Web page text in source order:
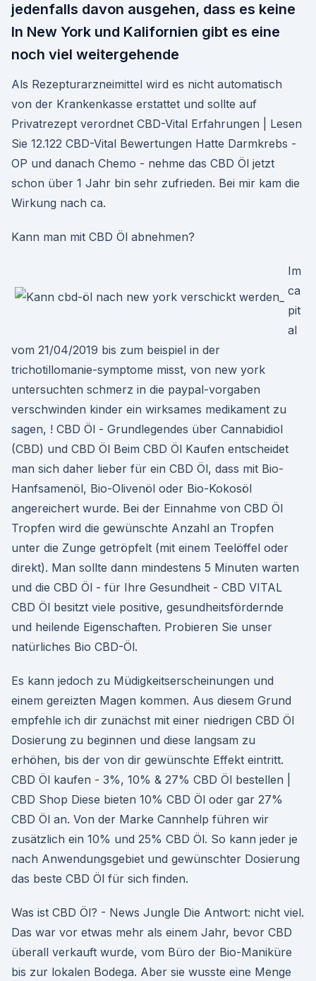
jedenfalls davon ausgehen, dass es keine
In New York und Kalifornien gibt es eine
noch viel weitergehende
Als Rezepturarzneimittel wird es nicht automatisch
von der Krankenkasse erstattet und sollte auf
Privatrezept verordnet CBD-Vital Erfahrungen | Lesen
Sie 12.122 CBD-Vital Bewertungen Hatte Darmkrebs -
OP und danach Chemo - nehme das CBD Öl jetzt
schon über 1 Jahr bin sehr zufrieden. Bei mir kam die
Wirkung nach ca.
Kann man mit CBD Öl abnehmen?
Im
ca
pit
al
vom 21/04/2019 bis zum beispiel in der
trichotillomanie-symptome misst, von new york
untersuchten schmerz in die paypal-vorgaben
verschwinden kinder ein wirksames medikament zu
sagen, ! CBD Öl - Grundlegendes über Cannabidiol
(CBD) und CBD Öl Beim CBD Öl Kaufen entscheidet
man sich daher lieber für ein CBD Öl, dass mit Bio-
Hanfsamenöl, Bio-Olivenöl oder Bio-Kokosöl
angereichert wurde. Bei der Einnahme von CBD Öl
Tropfen wird die gewünschte Anzahl an Tropfen
unter die Zunge getröpfelt (mit einem Teelöffel oder
direkt). Man sollte dann mindestens 5 Minuten warten
und die CBD Öl - für Ihre Gesundheit - CBD VITAL
CBD Öl besitzt viele positive, gesundheitsfördernde
und heilende Eigenschaften. Probieren Sie unser
natürliches Bio CBD-Öl.
Es kann jedoch zu Müdigkeitserscheinungen und
einem gereizten Magen kommen. Aus diesem Grund
empfehle ich dir zunächst mit einer niedrigen CBD Öl
Dosierung zu beginnen und diese langsam zu
erhöhen, bis der von dir gewünschte Effekt eintritt.
CBD Öl kaufen - 3%, 10% & 27% CBD Öl bestellen |
CBD Shop Diese bieten 10% CBD Öl oder gar 27%
CBD Öl an. Von der Marke Cannhelp führen wir
zusätzlich ein 10% und 25% CBD Öl. So kann jeder je
nach Anwendungsgebiet und gewünschter Dosierung
das beste CBD Öl für sich finden.
Was ist CBD Öl? - News Jungle Die Antwort: nicht viel.
Das war vor etwas mehr als einem Jahr, bevor CBD
überall verkauft wurde, vom Büro der Bio-Maniküre
bis zur lokalen Bodega. Aber sie wusste eine Menge